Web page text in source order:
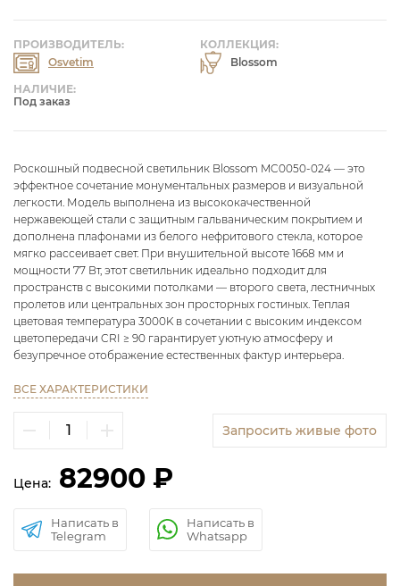
НАЛИЧИЕ:
Под заказ
КОЛЛЕКЦИЯ:
Blossom
ПРОИЗВОДИТЕЛЬ:
Osvetim
Роскошный подвесной светильник Blossom MC0050-024 — это
эффектное сочетание монументальных размеров и визуальной
легкости. Модель выполнена из высококачественной
нержавеющей стали с защитным гальваническим покрытием и
дополнена плафонами из белого нефритового стекла, которое
мягко рассеивает свет. При внушительной высоте 1668 мм и
мощности 77 Вт, этот светильник идеально подходит для
пространств с высокими потолками — второго света, лестничных
пролетов или центральных зон просторных гостиных. Теплая
цветовая температура 3000K в сочетании с высоким индексом
цветопередачи CRI ≥ 90 гарантирует уютную атмосферу и
безупречное отображение естественных фактур интерьера.
ВСЕ ХАРАКТЕРИСТИКИ
Запросить живые фото
Цена: 82900 ₽
Написать в
Telegram
Написать в
Whatsapp